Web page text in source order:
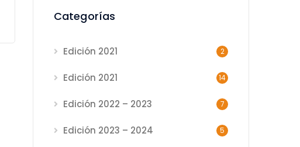
Categorías
Edición 2021 2
Edición 2021 14
Edición 2022 – 2023 7
Edición 2023 – 2024 5